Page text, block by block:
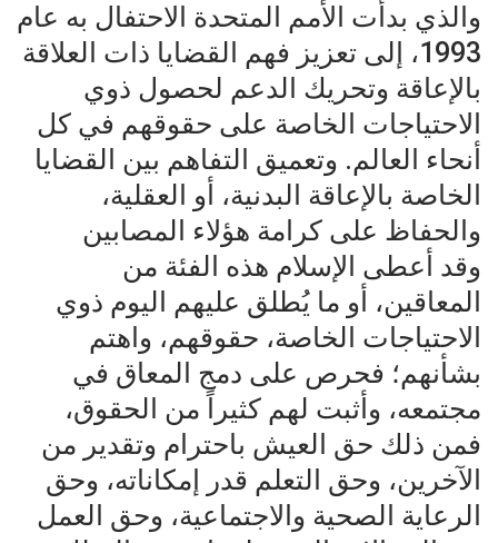
والذي بدأت الأمم المتحدة الاحتفال به عام
1993، إلى تعزيز فهم القضايا ذات العلاقة
بالإعاقة وتحريك الدعم لحصول ذوي
الاحتياجات الخاصة على حقوقهم في كل
أنحاء العالم. وتعميق التفاهم بين القضايا
الخاصة بالإعاقة البدنية، أو العقلية،
والحفاظ على كرامة هؤلاء المصابين
وقد أعطى الإسلام هذه الفئة من
المعاقين، أو ما يُطلق عليهم اليوم ذوي
الاحتياجات الخاصة، حقوقهم، واهتم
بشأنهم؛ فحرص على دمج المعاق في
مجتمعه، وأثبت لهم كثيراً من الحقوق،
فمن ذلك حق العيش باحترام وتقدير من
الآخرين، وحق التعلم قدر إمكاناته، وحق
الرعاية الصحية والاجتماعية، وحق العمل